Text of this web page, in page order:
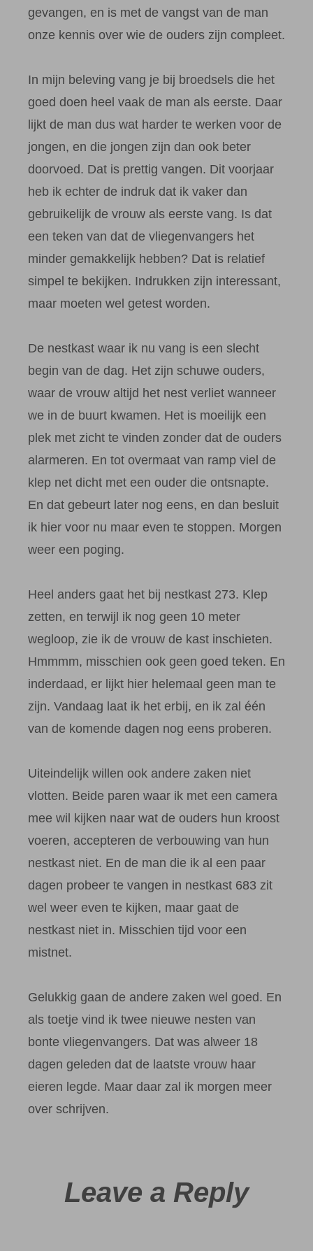
gevangen, en is met de vangst van de man
onze kennis over wie de ouders zijn compleet.
In mijn beleving vang je bij broedsels die het
goed doen heel vaak de man als eerste. Daar
lijkt de man dus wat harder te werken voor de
jongen, en die jongen zijn dan ook beter
doorvoed. Dat is prettig vangen. Dit voorjaar
heb ik echter de indruk dat ik vaker dan
gebruikelijk de vrouw als eerste vang. Is dat
een teken van dat de vliegenvangers het
minder gemakkelijk hebben? Dat is relatief
simpel te bekijken. Indrukken zijn interessant,
maar moeten wel getest worden.
De nestkast waar ik nu vang is een slecht
begin van de dag. Het zijn schuwe ouders,
waar de vrouw altijd het nest verliet wanneer
we in de buurt kwamen. Het is moeilijk een
plek met zicht te vinden zonder dat de ouders
alarmeren. En tot overmaat van ramp viel de
klep net dicht met een ouder die ontsnapte.
En dat gebeurt later nog eens, en dan besluit
ik hier voor nu maar even te stoppen. Morgen
weer een poging.
Heel anders gaat het bij nestkast 273. Klep
zetten, en terwijl ik nog geen 10 meter
wegloop, zie ik de vrouw de kast inschieten.
Hmmmm, misschien ook geen goed teken. En
inderdaad, er lijkt hier helemaal geen man te
zijn. Vandaag laat ik het erbij, en ik zal één
van de komende dagen nog eens proberen.
Uiteindelijk willen ook andere zaken niet
vlotten. Beide paren waar ik met een camera
mee wil kijken naar wat de ouders hun kroost
voeren, accepteren de verbouwing van hun
nestkast niet. En de man die ik al een paar
dagen probeer te vangen in nestkast 683 zit
wel weer even te kijken, maar gaat de
nestkast niet in. Misschien tijd voor een
mistnet.
Gelukkig gaan de andere zaken wel goed. En
als toetje vind ik twee nieuwe nesten van
bonte vliegenvangers. Dat was alweer 18
dagen geleden dat de laatste vrouw haar
eieren legde. Maar daar zal ik morgen meer
over schrijven.
Leave a Reply